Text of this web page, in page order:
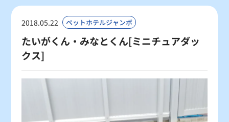
×
10
×
11
×
12
×
13
△ × △
16
△ △ 〇 〇 〇 〇 〇
24
〇 〇 〇
28
〇 〇
2018.05.22 ペットホテルジャンボ
たいがくん・みなとくん[ミニチュアダッ
クス]